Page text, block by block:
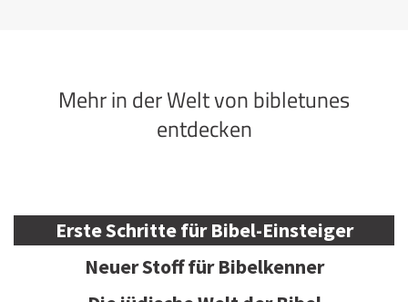
Mehr in der Welt von bibletunes
entdecken
Erste Schritte für Bibel-Einsteiger
Neuer Stoff für Bibelkenner